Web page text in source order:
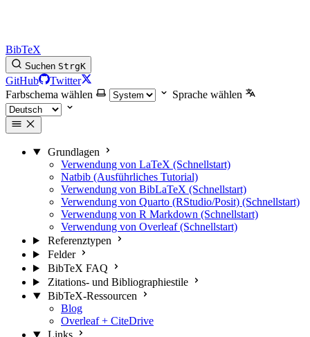
BibTeX
Suchen StrgK
GitHub
Twitter
Farbschema wählen
Sprache wählen
Grundlagen
Verwendung von LaTeX (Schnellstart)
Natbib (Ausführliches Tutorial)
Verwendung von BibLaTeX (Schnellstart)
Verwendung von Quarto (RStudio/Posit) (Schnellstart)
Verwendung von R Markdown (Schnellstart)
Verwendung von Overleaf (Schnellstart)
Referenztypen
Felder
BibTeX FAQ
Zitations- und Bibliographiestile
BibTeX-Ressourcen
Blog
Overleaf + CiteDrive
Links